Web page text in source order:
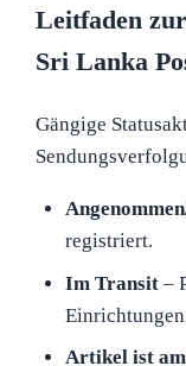
Leitfaden
Sri Lanka
Gängige
registriert.
Im Transit –
Artikel ist